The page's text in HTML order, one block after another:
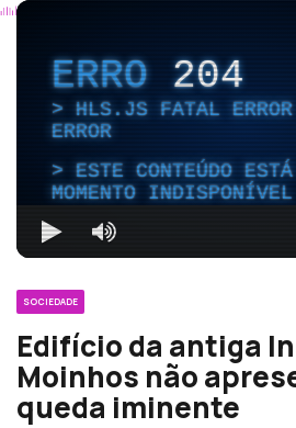
ERRO204
HLS.JS FATAL
ERROR
ESTE CONTEÚDO
MOMENTO INDISPONÍVEL
SOCIEDADE
Edifício da antiga
Moinhos não
queda iminente